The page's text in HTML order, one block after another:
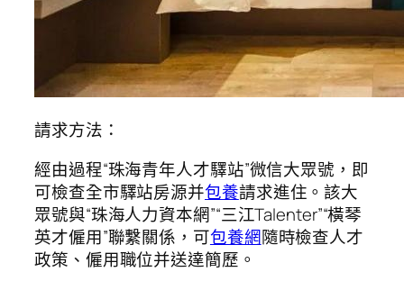
請求方法：
經由過程“珠海青年人才驛站”微信大眾號，即
可檢查全市驛站房源并包養請求進住。該大
眾號與“珠海人力資本網”“三江Talenter”“橫琴
英才僱用”聯繫關係，可包養網隨時檢查人才
政策、僱用職位并送達簡歷。